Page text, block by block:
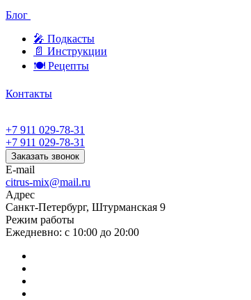
Блог
🎤︎︎ Подкасты
📄 Инструкции
🍽 Рецепты
Контакты
+7 911 029-78-31
+7 911 029-78-31
Заказать звонок
E-mail
citrus-mix@mail.ru
Адрес
Санкт-Петербург, Штурманская 9
Режим работы
Ежедневно: с 10:00 до 20:00